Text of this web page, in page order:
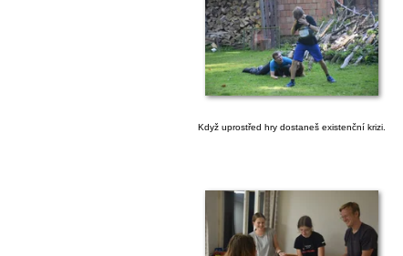
Když uprostřed hry dostaneš existenční krizi.